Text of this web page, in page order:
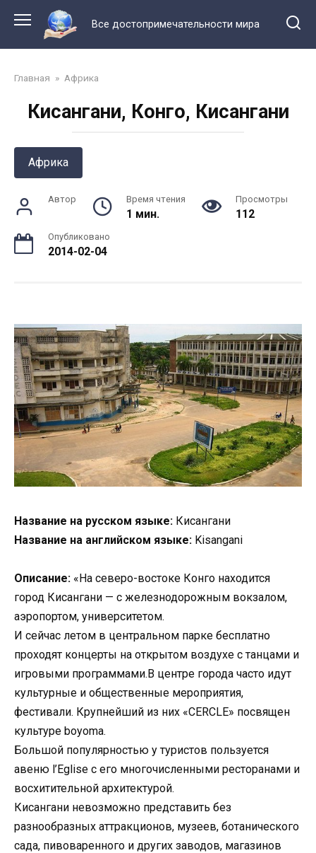
контенту
Все достопримечательности мира
Главная » Африка
Кисангани, Конго, Кисангани
Африка
Автор Время чтения
1 мин.
Просмотры
112
Опубликовано
2014-02-04
Название на русском языке: Кисангани
Название на английском языке: Kisangani
Описание: «На северо-востоке Конго находится
город Кисангани — с железнодорожным вокзалом,
аэропортом, университетом.
И сейчас летом в центральном парке бесплатно
проходят концерты на открытом воздухе с танцами и
игровыми программами.В центре города часто идут
культурные и общественные мероприятия,
фестивали. Крупнейший из них «CERCLE» посвящен
культуре boyoma.
Большой популярностью у туристов пользуется
авеню l’Eglise с его многочисленными ресторанами и
восхитительной архитектурой.
Кисангани невозможно представить без
разнообразных аттракционов, музеев, ботанического
сада, пивоваренного и других заводов, магазинов